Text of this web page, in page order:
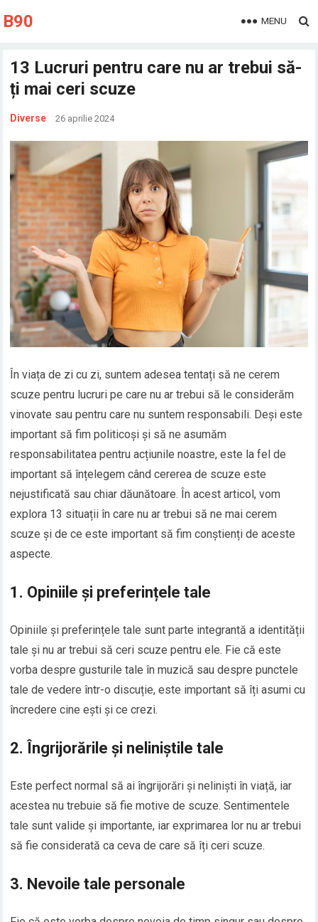
B90 MENU
13 Lucruri pentru care nu ar trebui să-
ți mai ceri scuze
Diverse 26 aprilie 2024
În viața de zi cu zi, suntem adesea tentați să ne cerem
scuze pentru lucruri pe care nu ar trebui să le considerăm
vinovate sau pentru care nu suntem responsabili. Deși este
important să fim politicoși și să ne asumăm
responsabilitatea pentru acțiunile noastre, este la fel de
important să înțelegem când cererea de scuze este
nejustificată sau chiar dăunătoare. În acest articol, vom
explora 13 situații în care nu ar trebui să ne mai cerem
scuze și de ce este important să fim conștienți de aceste
aspecte.
1. Opiniile și preferințele tale
Opiniile și preferințele tale sunt parte integrantă a identității
tale și nu ar trebui să ceri scuze pentru ele. Fie că este
vorba despre gusturile tale în muzică sau despre punctele
tale de vedere într-o discuție, este important să îți asumi cu
încredere cine ești și ce crezi.
2. Îngrijorările și neliniștile tale
Este perfect normal să ai îngrijorări și neliniști în viață, iar
acestea nu trebuie să fie motive de scuze. Sentimentele
tale sunt valide și importante, iar exprimarea lor nu ar trebui
să fie considerată ca ceva de care să îți ceri scuze.
3. Nevoile tale personale